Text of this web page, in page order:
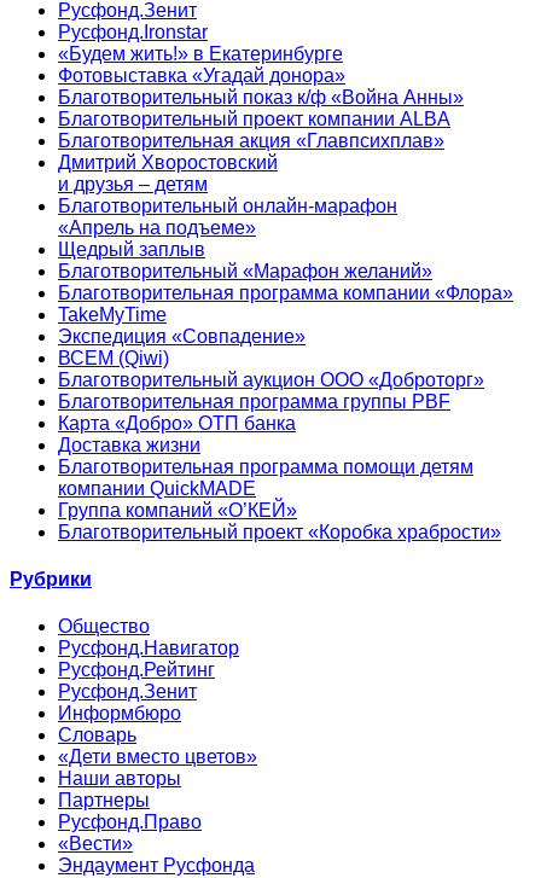
Русфонд.Зенит
Русфонд.Ironstar
«Будем жить!» в Екатеринбурге
Фотовыставка «Угадай донора»
Благотворительный показ к/ф «Война Анны»
Благотворительный проект компании ALBA
Благотворительная акция «Главпсихплав»
Дмитрий Хворостовский
и друзья – детям
Благотворительный онлайн‑марафон
«Апрель на подъеме»
Щедрый заплыв
Благотворительный «Марафон желаний»
Благотворительная программа компании «Флора»
TakeMyTime
Экспедиция «Совпадение»
ВСЕМ (Qiwi)
Благотворительный аукцион ООО «Доброторг»
Благотворительная программа группы PBF
Карта «Добро» ОТП банка
Доставка жизни
Благотворительная программа помощи детям
компании QuickMADE
Группа компаний «О’КЕЙ»
Благотворительный проект «Коробка храбрости»
Рубрики
Общество
Русфонд.Навигатор
Русфонд.Рейтинг
Русфонд.Зенит
Информбюро
Словарь
«Дети вместо цветов»
Наши авторы
Партнеры
Русфонд.Право
«Вести»
Эндаумент Русфонда